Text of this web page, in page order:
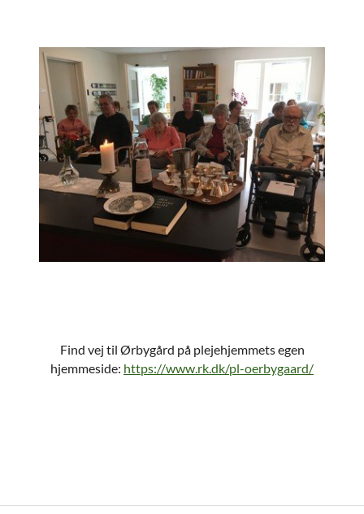
Find vej til Ørbygård på plejehjemmets egen
hjemmeside: https://www.rk.dk/pl-oerbygaard/